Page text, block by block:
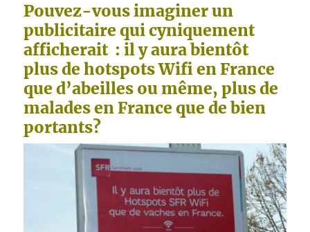
Pouvez-vous imaginer un
publicitaire qui cyniquement
afficherait : il y aura bientôt
plus de hotspots Wifi en France
que d’abeilles ou même, plus de
malades en France que de bien
portants?